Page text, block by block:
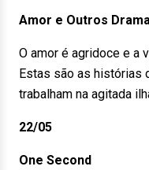
Amor e Outros
O amor é agridoce e a
Estas são as histórias
trabalham na agitada
22/05
One Second